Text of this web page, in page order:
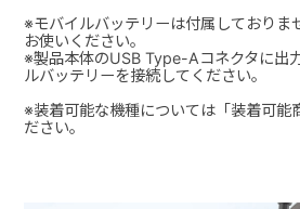
※モバイルバッテリーは付属しておりま
お使いください。
※製品本体のUSB Type-Aコネクタに出
ルバッテリーを接続してください。
※装着可能な機種については「装着可能
ださい。